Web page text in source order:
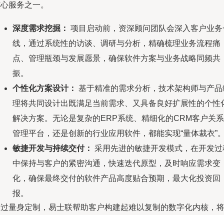
服务之一。
深度需求挖掘： 项目启动前，资深顾问团队会深入客户业务
线，通过系统性的访谈、调研与分析，精确梳理业务流程痛
点、管理瓶颈与发展愿景，确保软件方案与业务战略同频共
振。
个性化方案设计： 基于精准的需求分析，技术架构师与产品
理将共同设计出既满足当前需求、又具备良好扩展性的个性
解决方案。无论是复杂的ERP系统、精细化的CRM客户关系
管理平台，还是创新的行业应用软件，都能实现“量体裁衣”
敏捷开发与持续交付： 采用先进的敏捷开发模式，在开发过
中保持与客户的紧密沟通，快速迭代原型，及时响应需求变
化，确保最终交付的软件产品高度贴合预期，最大化投资回
报。
量身定制，易士联帮助客户构建起难以复制的数字化内核，将